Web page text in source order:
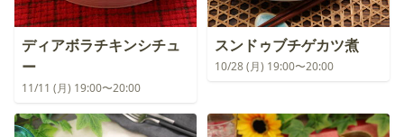
ディアボラチキンシチュ
ー
11/11 (月) 19:00〜20:00
スンドゥブチゲカツ煮
10/28 (月) 19:00〜20:00